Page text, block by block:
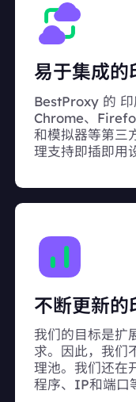
易于集成的
BestProxy 的
Chrome、
和模拟器等第三
理支持即插即用
不断更新的
我们的目标是扩
求。因此，我们
理池。我们还在
程序、IP和端口